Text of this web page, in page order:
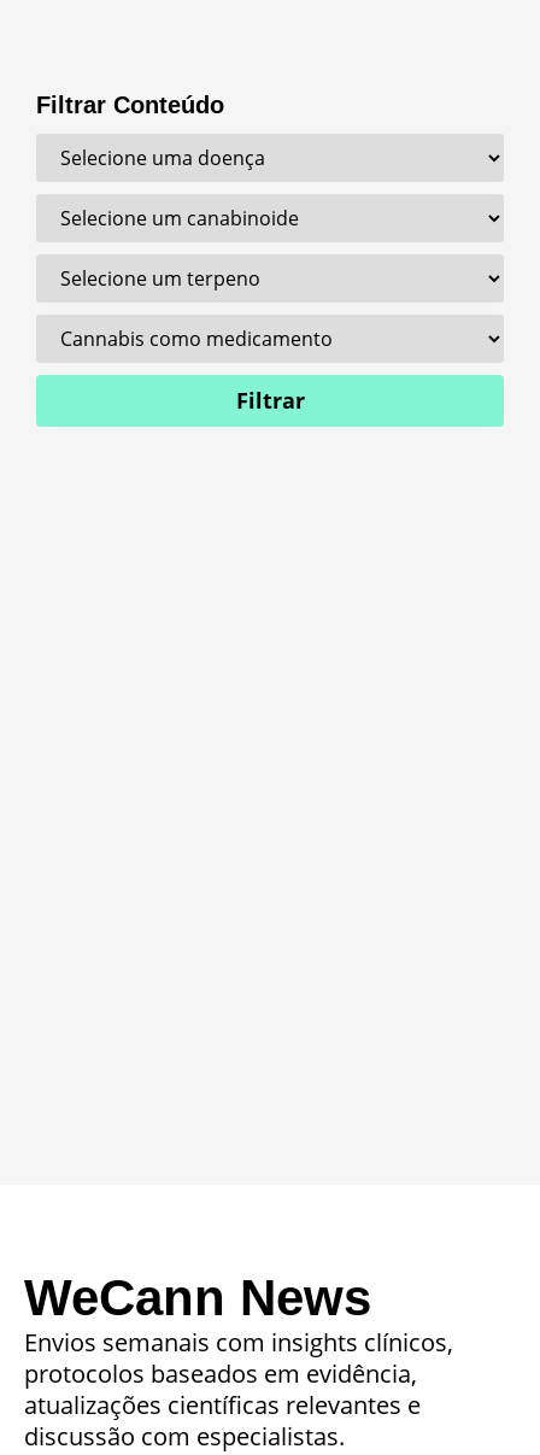
Filtrar Conteúdo
Filtrar
WeCann News
Envios semanais com insights clínicos,
protocolos baseados em evidência,
atualizações científicas relevantes e
discussão com especialistas.